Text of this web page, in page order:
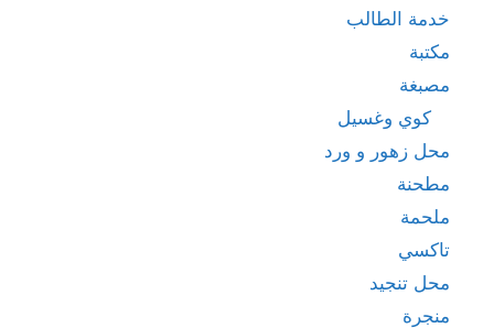
خدمة الطالب
مكتبة
مصبغة
كوي وغسيل
محل زهور و ورد
مطحنة
ملحمة
تاكسي
محل تنجيد
منجرة